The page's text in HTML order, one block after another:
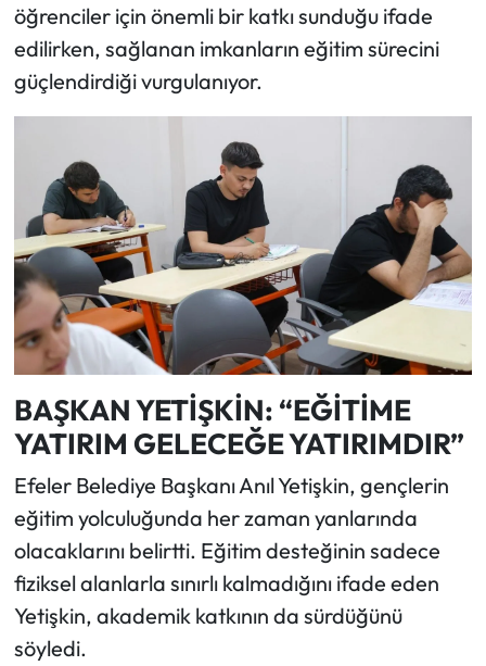
öğrenciler için önemli bir katkı sunduğu ifade
edilirken, sağlanan imkanların eğitim sürecini
güçlendirdiği vurgulanıyor.
BAŞKAN YETİŞKİN: “EĞİTİME
YATIRIM GELECEĞE YATIRIMDIR”
Efeler Belediye Başkanı Anıl Yetişkin, gençlerin
eğitim yolculuğunda her zaman yanlarında
olacaklarını belirtti. Eğitim desteğinin sadece
fiziksel alanlarla sınırlı kalmadığını ifade eden
Yetişkin, akademik katkının da sürdüğünü
söyledi.